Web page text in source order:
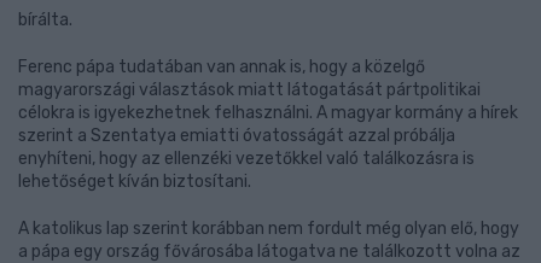
bírálta.
Ferenc pápa tudatában van annak is, hogy a közelgő
magyarországi választások miatt látogatását pártpolitikai
célokra is igyekezhetnek felhasználni. A magyar kormány a hírek
szerint a Szentatya emiatti óvatosságát azzal próbálja
enyhíteni, hogy az ellenzéki vezetőkkel való találkozásra is
lehetőséget kíván biztosítani.
A katolikus lap szerint korábban nem fordult még olyan elő, hogy
a pápa egy ország fővárosába látogatva ne találkozott volna az